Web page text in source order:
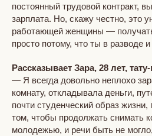
постоянный трудовой контракт,
зарплата. Но, скажу честно, это
работающей женщины —
просто потому, что ты в разводе
Рассказывает Зара, 28 лет,
— Я всегда довольно неплохо
комнату, откладывала деньги,
почти студенческий образ
том, чтобы продолжать снимать
молодежью, и речи быть не